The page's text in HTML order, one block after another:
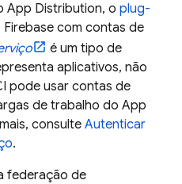
App Distribution, o plug-
Firebase com contas de
é um tipo de
aplicativos, não
pode usar contas de
de trabalho do App
consulteAutenticar
.
federação de